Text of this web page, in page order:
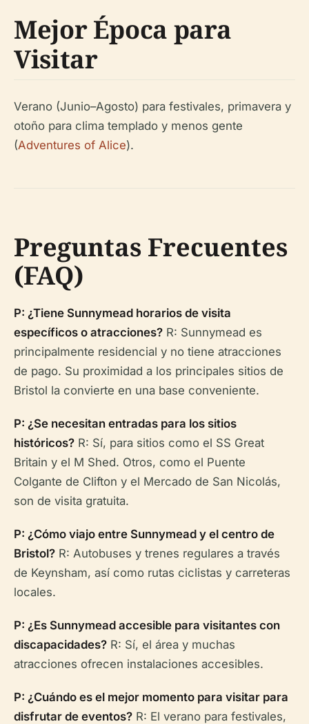
Mejor Época para
Visitar
Verano (Junio–Agosto) para festivales, primavera y
otoño para clima templado y menos gente
(Adventures of Alice).
Preguntas Frecuentes
(FAQ)
P: ¿Tiene Sunnymead horarios de visita
específicos o atracciones? R: Sunnymead es
principalmente residencial y no tiene atracciones
de pago. Su proximidad a los principales sitios de
Bristol la convierte en una base conveniente.
P: ¿Se necesitan entradas para los sitios
históricos? R: Sí, para sitios como el SS Great
Britain y el M Shed. Otros, como el Puente
Colgante de Clifton y el Mercado de San Nicolás,
son de visita gratuita.
P: ¿Cómo viajo entre Sunnymead y el centro de
Bristol? R: Autobuses y trenes regulares a través
de Keynsham, así como rutas ciclistas y carreteras
locales.
P: ¿Es Sunnymead accesible para visitantes con
discapacidades? R: Sí, el área y muchas
atracciones ofrecen instalaciones accesibles.
P: ¿Cuándo es el mejor momento para visitar para
disfrutar de eventos? R: El verano para festivales,